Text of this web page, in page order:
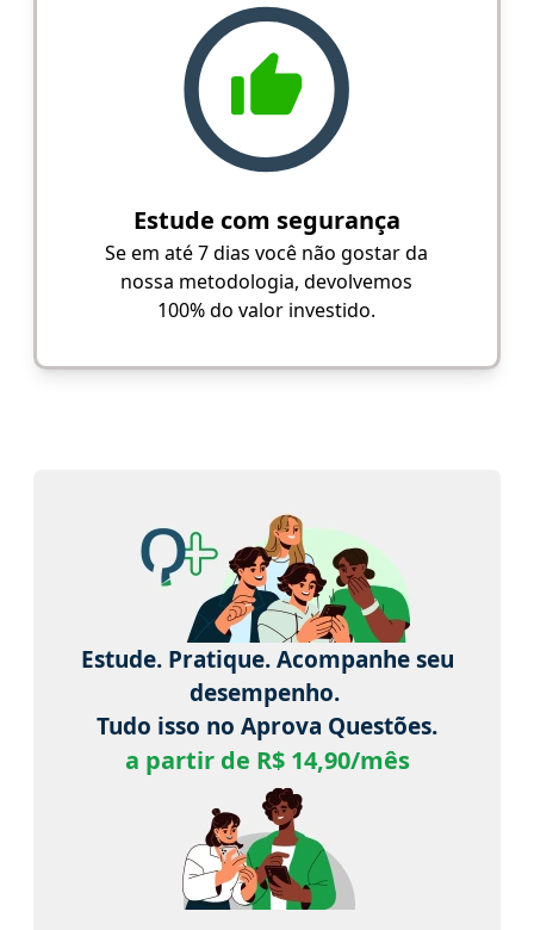
Estude com segurança
Se em até 7 dias você não gostar da
nossa metodologia, devolvemos
100% do valor investido.
Estude. Pratique. Acompanhe seu
desempenho.
Tudo isso no Aprova Questões.
a partir de R$ 14,90/mês